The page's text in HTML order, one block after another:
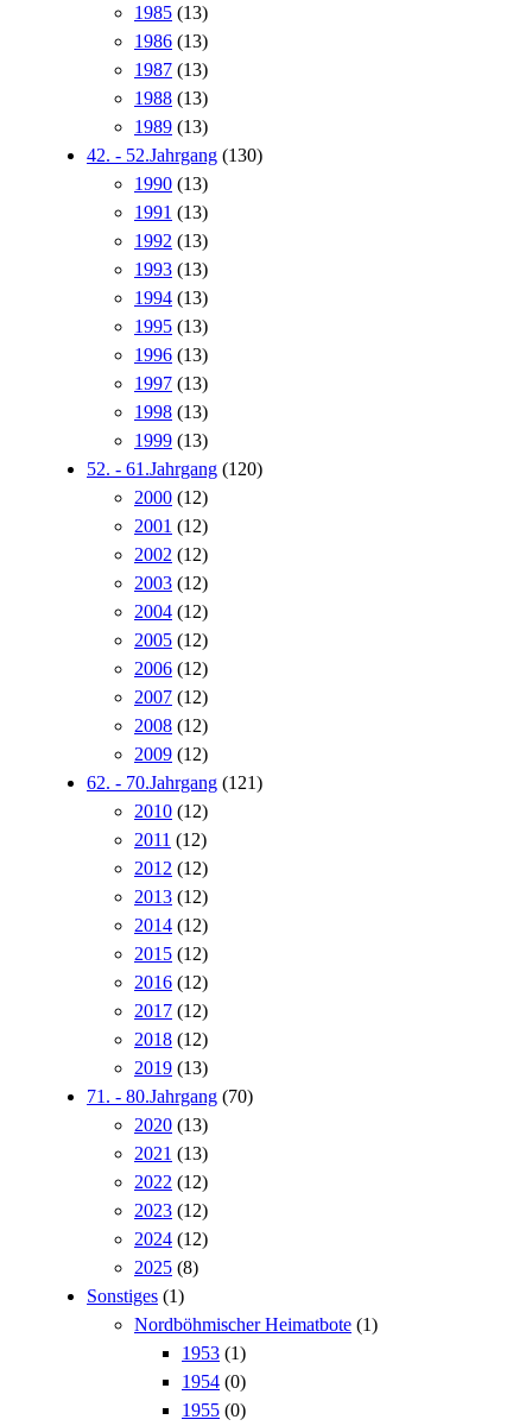
1985 (13)
1986 (13)
1987 (13)
1988 (13)
1989 (13)
42. - 52.Jahrgang (130)
1990 (13)
1991 (13)
1992 (13)
1993 (13)
1994 (13)
1995 (13)
1996 (13)
1997 (13)
1998 (13)
1999 (13)
52. - 61.Jahrgang (120)
2000 (12)
2001 (12)
2002 (12)
2003 (12)
2004 (12)
2005 (12)
2006 (12)
2007 (12)
2008 (12)
2009 (12)
62. - 70.Jahrgang (121)
2010 (12)
2011 (12)
2012 (12)
2013 (12)
2014 (12)
2015 (12)
2016 (12)
2017 (12)
2018 (12)
2019 (13)
71. - 80.Jahrgang (70)
2020 (13)
2021 (13)
2022 (12)
2023 (12)
2024 (12)
2025 (8)
Sonstiges (1)
Nordböhmischer Heimatbote (1)
1953 (1)
1954 (0)
1955 (0)